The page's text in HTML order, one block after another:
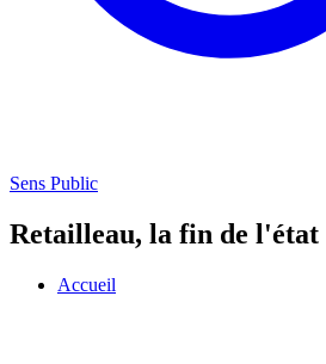
Sens Public
Retailleau, la fin de l'état
Accueil